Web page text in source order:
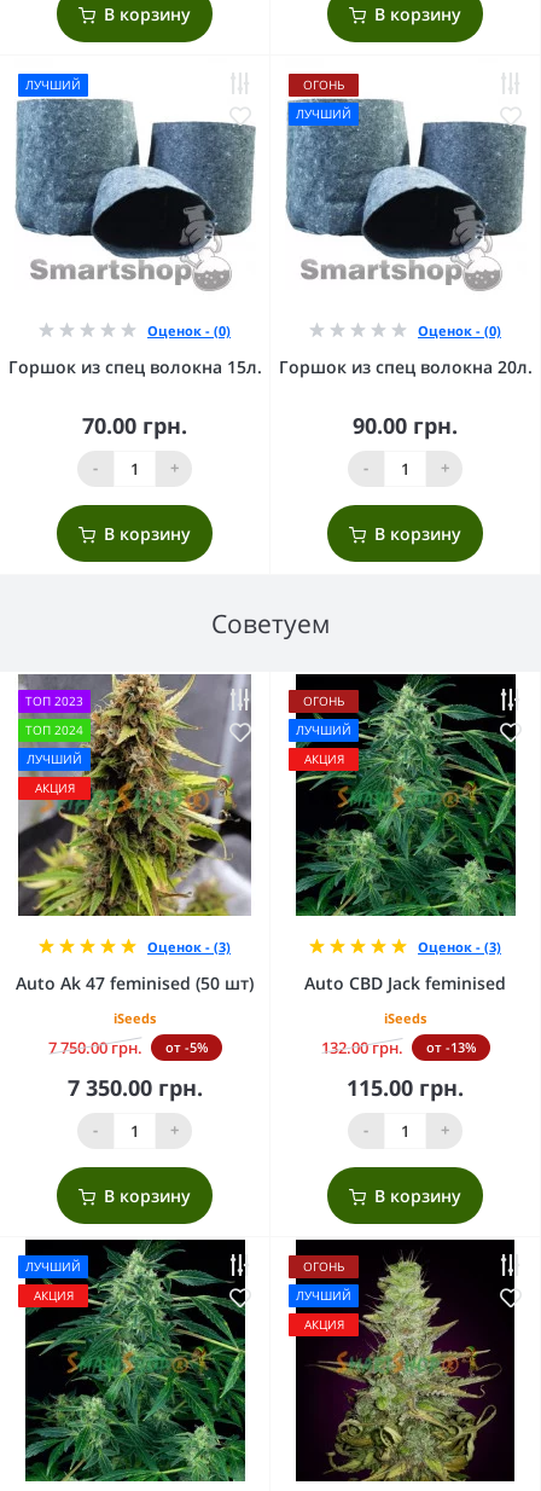
В корзину В корзину
ЛУЧШИЙ
Оценок - (0)
Горшок из спец волокна 15л.
70.00 грн.
- +
В корзину
ОГОНЬ
ЛУЧШИЙ
Оценок - (0)
Горшок из спец волокна 20л.
90.00 грн.
- +
В корзину
Советуем
ТОП 2023
ТОП 2024
ЛУЧШИЙ
АКЦИЯ
Оценок - (3)
Auto Ak 47 feminised (50 шт)
iSeeds
7 750.00 грн. от -5%
7 350.00 грн.
- +
В корзину
ОГОНЬ
ЛУЧШИЙ
АКЦИЯ
Оценок - (3)
Auto CBD Jack feminised
iSeeds
132.00 грн. от -13%
115.00 грн.
- +
В корзину
ЛУЧШИЙ
АКЦИЯ
ОГОНЬ
ЛУЧШИЙ
АКЦИЯ